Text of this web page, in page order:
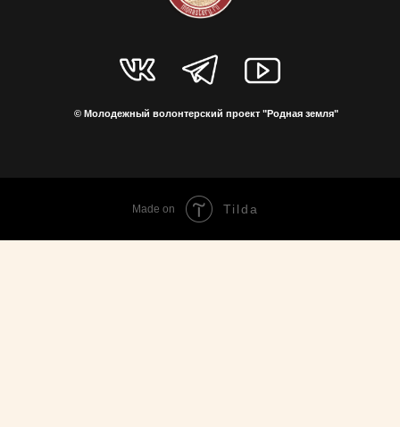
© Молодежный волонтерский проект "Родная земля"
Made on Tilda